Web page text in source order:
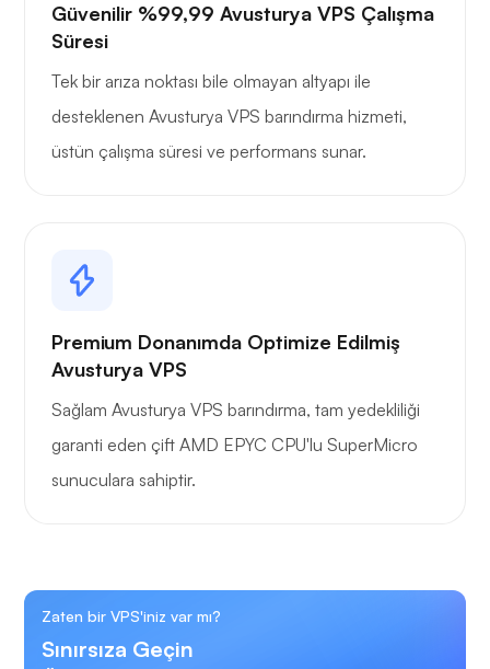
Güvenilir %99,99 Avusturya VPS Çalışma
Süresi
Tek bir arıza noktası bile olmayan altyapı ile
desteklenen Avusturya VPS barındırma hizmeti,
üstün çalışma süresi ve performans sunar.
Premium Donanımda Optimize Edilmiş
Avusturya VPS
Sağlam Avusturya VPS barındırma, tam yedekliliği
garanti eden çift AMD EPYC CPU'lu SuperMicro
sunuculara sahiptir.
Zaten bir VPS'iniz var mı?
Sınırsıza Geçin